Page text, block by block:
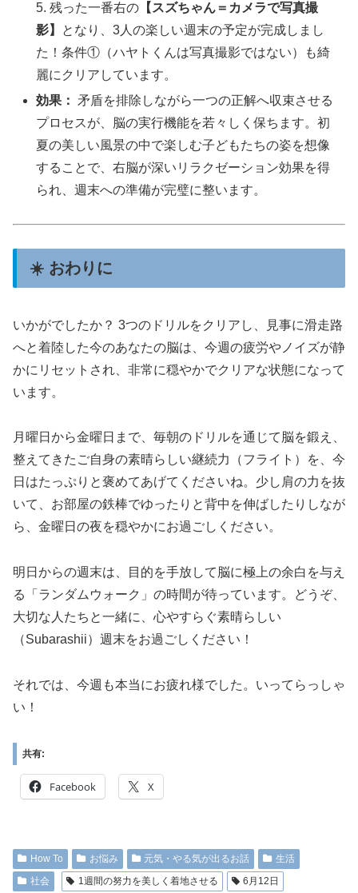
5. 残った一番右の 【スズちゃん＝カメラで写真撮
影】
となり、3人の楽しい週末の予定が完成しまし
た！条件①（ハヤトくんは写真撮影ではない）も綺
麗にクリアしています。
効果：
矛盾を排除しながら一つの正解へ収束させる
プロセスが、脳の実行機能を若々しく保ちます。初
夏の美しい風景の中で楽しむ子どもたちの姿を想像
することで、右脳が深いリラクゼーション効果を得
られ、週末への準備が完璧に整います。
☀️ おわりに
いかがでしたか？ 3つのドリルをクリアし、見事に滑走路
へと着陸した今のあなたの脳は、今週の疲労やノイズが静
かにリセットされ、非常に穏やかでクリアな状態になって
います。
月曜日から金曜日まで、毎朝のドリルを通じて脳を鍛え、
整えてきたご自身の素晴らしい継続力（フライト）を、今
日はたっぷりと褒めてあげてくださいね。少し肩の力を抜
いて、お部屋の鉄棒でゆったりと背中を伸ばしたりしなが
ら、金曜日の夜を穏やかにお過ごしください。
明日からの週末は、目的を手放して脳に極上の余白を与え
る「ランダムウォーク」の時間が待っています。どうぞ、
大切な人たちと一緒に、心やすらぐ素晴らしい
（Subarashii）週末をお過ごしください！
それでは、今週も本当にお疲れ様でした。いってらっしゃ
い！
共有:
Facebook X
How To お悩み 元気・やる気が出るお話
生活
社会
1週間の努力を美しく着地させる 6月12日